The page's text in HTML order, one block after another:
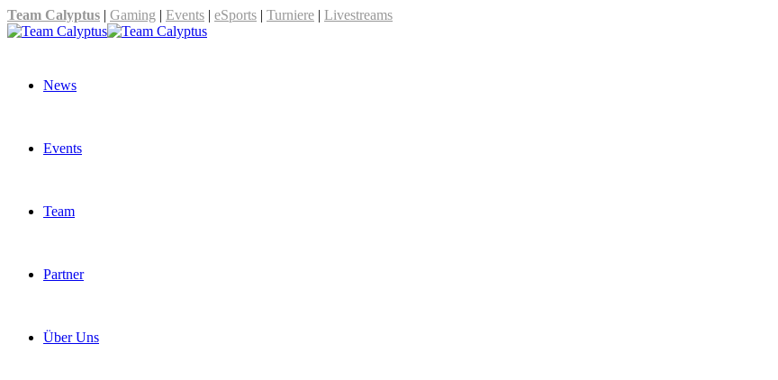
Team Calyptus | Gaming | Events | eSports | Turniere | Livestreams
News
Events
Team
Partner
Über Uns